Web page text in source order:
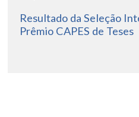
Resultado da Seleção
Prêmio CAPES de Teses